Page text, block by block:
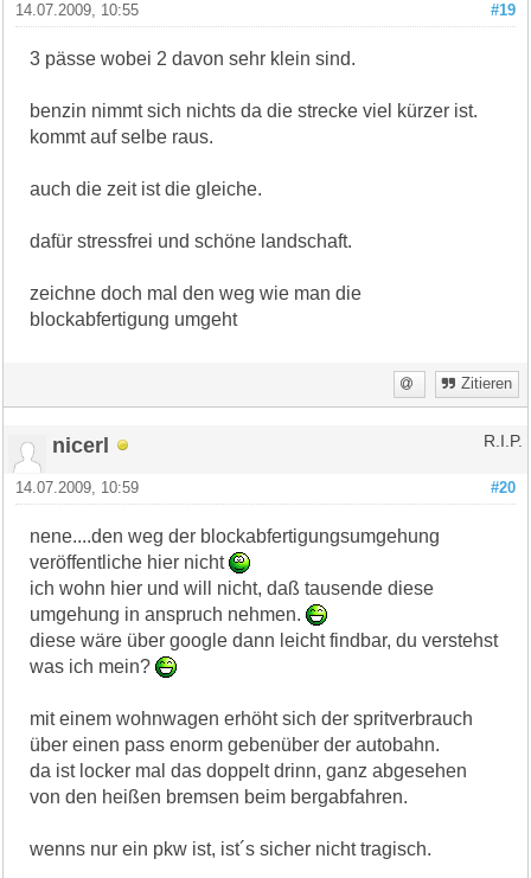
#19
14.07.2009, 10:55
3 pässe wobei 2 davon sehr klein sind.
benzin nimmt sich nichts da die strecke viel kürzer ist.
kommt auf selbe raus.
auch die zeit ist die gleiche.
dafür stressfrei und schöne landschaft.
zeichne doch mal den weg wie man die
blockabfertigung umgeht
Zitieren
nicerl R.I.P.
#20
14.07.2009, 10:59
nene....den weg der blockabfertigungsumgehung
veröffentliche hier nicht
ich wohn hier und will nicht, daß tausende diese
umgehung in anspruch nehmen.
diese wäre über google dann leicht findbar, du verstehst
was ich mein?
mit einem wohnwagen erhöht sich der spritverbrauch
über einen pass enorm gebenüber der autobahn.
da ist locker mal das doppelt drinn, ganz abgesehen
von den heißen bremsen beim bergabfahren.
wenns nur ein pkw ist, ist´s sicher nicht tragisch.